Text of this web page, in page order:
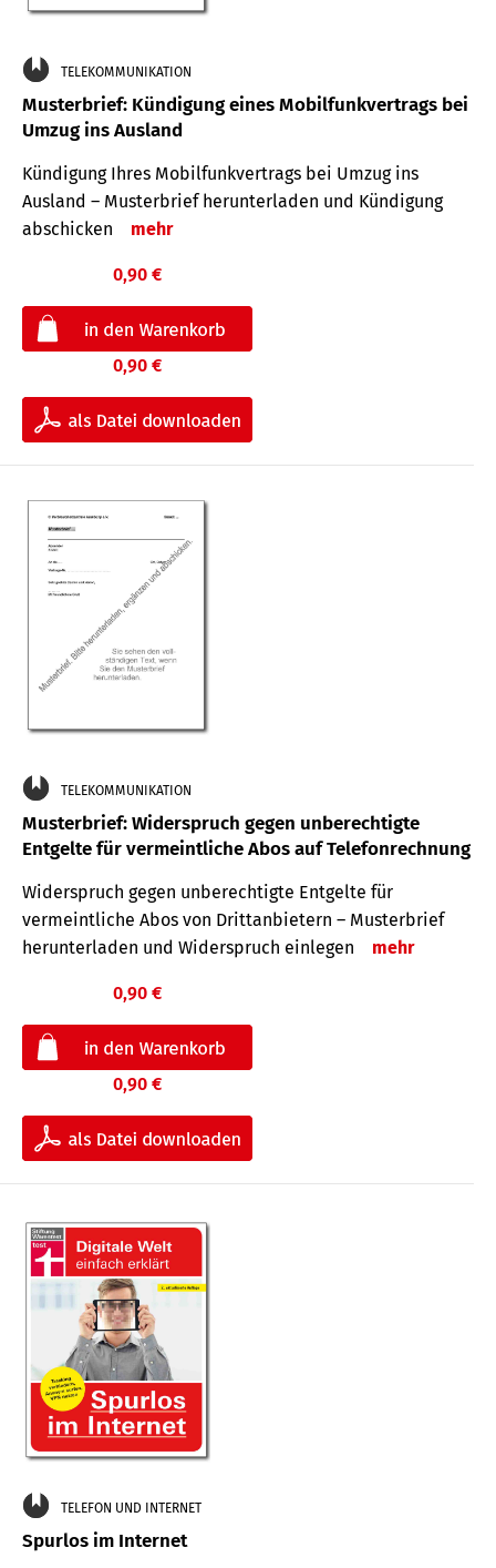
TELEKOMMUNIKATION
Musterbrief: Kündigung eines Mobilfunkvertrags bei
Umzug ins Ausland
Kündigung Ihres Mobilfunkvertrags bei Umzug ins
Ausland – Musterbrief herunterladen und Kündigung
abschicken
mehr
0,90 €
0,90 €
TELEKOMMUNIKATION
Musterbrief: Widerspruch gegen unberechtigte
Entgelte für vermeintliche Abos auf Telefonrechnung
Widerspruch gegen unberechtigte Entgelte für
vermeintliche Abos von Drittanbietern – Musterbrief
herunterladen und Widerspruch einlegen
mehr
0,90 €
0,90 €
TELEFON UND INTERNET
Spurlos im Internet